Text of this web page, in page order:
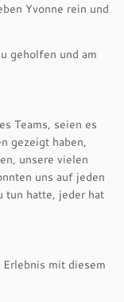
Yvonne rein und
geholfen und am
Teams, seien es
gezeigt haben,
unsere vielen
uns auf jeden
tun hatte, jeder hat
mit diesem